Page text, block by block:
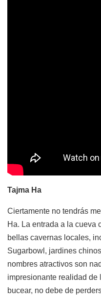
Tajma Ha
Ciertamente no tendrás
Ha. La entrada a la cueva
bellas cavernas locales,
Sugarbowl, jardines
nombres atractivos son
impresionante realidad de
bucear, no debe de